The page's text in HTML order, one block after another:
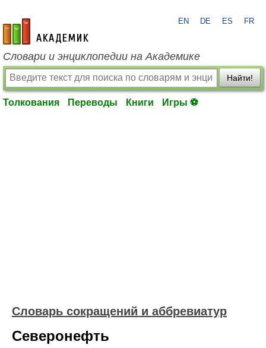
academic.ru
EN DE ES FR
Словари и энциклопедии на Академике
Найти!
Толкования Переводы Книги Игры ⚽
Словарь сокращений и аббревиатур
Северонефть